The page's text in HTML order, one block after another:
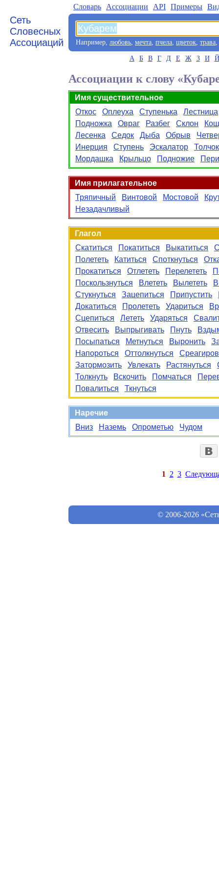
Сеть
Словесных
Ассоциаций
Словарь Aссоциации API Примеры
Например, любовь, мечта, пчела, цветок, трава,
А Б В Г Д Е Ж З И Й
Ассоциации к слову
Имя существительное
Откос
Оплеуха Ступенька
Лестница
Подножка
Овраг Разбег Склон
Лесенка
Седок Дыба Обрыв
Инерция
Ступень Эскалатор
Толчок
Мордашка
Крыльцо Подножие
Имя прилагательное
Тряпичный
Винтовой Мостовой
Незадачливый
Глагол
Скатиться
Покатиться Выкатиться
Полететь
Катиться Споткнуться
Прокатиться
Отлететь Перелететь
Поскользнуться
Влететь Вылететь
Стукнуться
Зацепиться Припустить
Докатиться
Пролететь Удариться
Сцепиться
Лететь Ударяться
Отвесить
Выпрыгивать Пнуть
Посыпаться
Метнуться Выронить
Напороться
Оттолкнуться
Затормозить
Увлекать Растянуться
Толкнуть
Вскочить Помчаться
Повалиться
Ткнуться
Наречие
Вниз
Наземь Опрометью Чудом
1 2 3
© 2006-2026